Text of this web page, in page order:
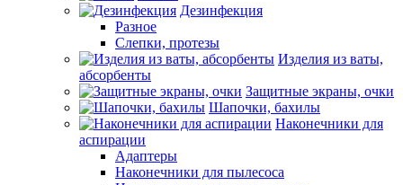
Дезинфекция
Разное
Слепки, протезы
Изделия из ваты,
абсорбенты
Защитные экраны, очки
Шапочки, бахилы
Наконечники для
аспирации
Адаптеры
Наконечники для пылесоса